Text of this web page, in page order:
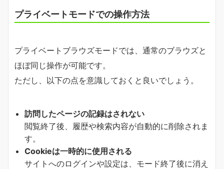
プライベートモードでの操作方法
プライベートブラウズモードでは、通常のブラウズと
ほぼ同じ操作が可能です。
ただし、以下の点を意識しておくと良いでしょう。
訪問したページの記録はされない
閲覧終了後、履歴や検索内容が自動的に削除されま
す。
Cookieは一時的に使用される
サイトへのログインや設定は、モード終了後に消え